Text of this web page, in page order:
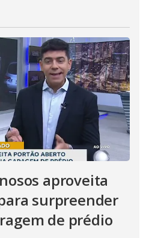
aproveita
surpreender
de prédio